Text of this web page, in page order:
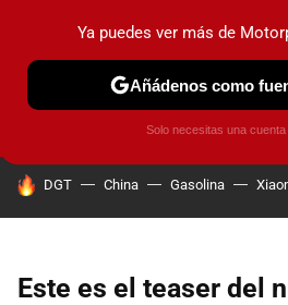
PRUEBAS COCHES ELÉCTRICOS
HOY SE HABLA DE
DGT China Gasolina
Este es el teaser del
Ya puedes ver más de
Añádenos como
Solo necesitas una